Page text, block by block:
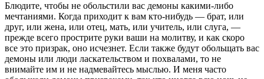
Блюдите, чтобы не обольстили вас демоны какими-либо
мечтаниями. Когда приходит к вам кто-нибудь — брат, или
друг, или жена, или отец, мать, или учитель, или слуга, —
прежде всего прострите руки ваши на молитву, и как скоро
все это призрак, оно исчезнет. Если также будут обольщать вас
демоны или люди ласкательством и похвалами, то не
внимайте им и не надмевайтесь мыслью. И меня часто